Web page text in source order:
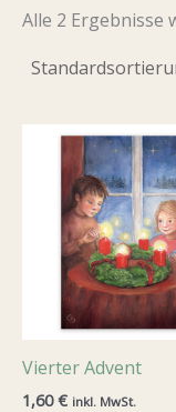
Alle 2 Ergebnisse
Vierter Advent
1,60€ inkl. MwSt.